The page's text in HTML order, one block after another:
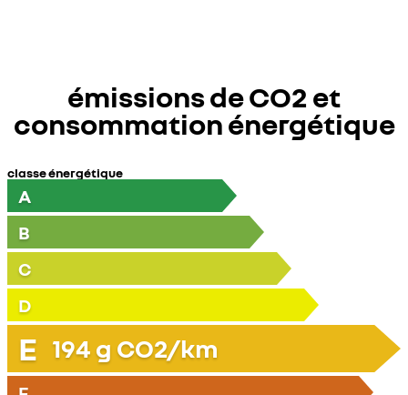
émissions de CO2 et
consommation énergétique
classe énergétique
A
B
C
D
E 194 g CO2/km